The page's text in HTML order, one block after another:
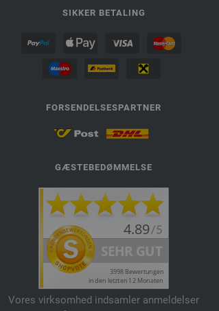
SIKKER BETALING
FORSENDELSESPARTNER
GÆSTEBEDØMMELSE
Vores virksomhed indsamler anmeldelser